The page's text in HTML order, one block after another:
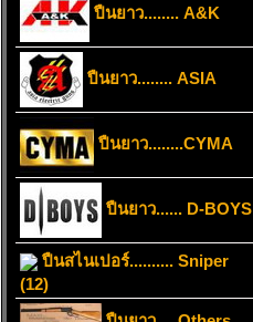
ปืนยาว........ A&K
ปืนยาว........ ASIA
ปืนยาว........CYMA
ปืนยาว...... D-BOYS
ปืนสไนเปอร์.......... Sniper
(12)